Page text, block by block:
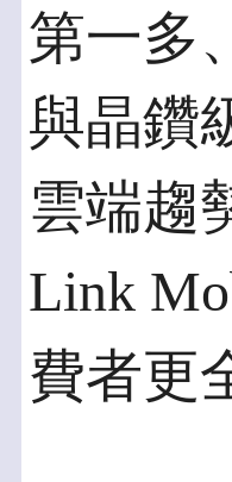
第一多
與晶鑽
雲端趨
Link
費者更